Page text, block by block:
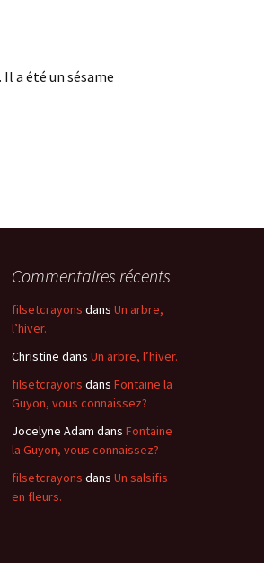
Il a été un sésame
Commentaires récents
filsetcrayons dans Un arbre,
l’hiver.
Christine dans Un arbre, l’hiver.
filsetcrayons dans Fontaine la
Guyon, vous connaissez?
Jocelyne Adam dans Fontaine
la Guyon, vous connaissez?
filsetcrayons dans Un salsifis
en fleurs.